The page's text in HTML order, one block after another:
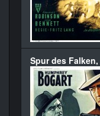
Spur des